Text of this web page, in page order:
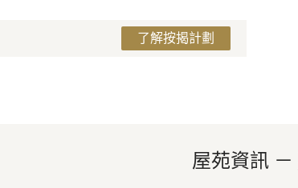
了解按揭計劃
屋苑資訊 －